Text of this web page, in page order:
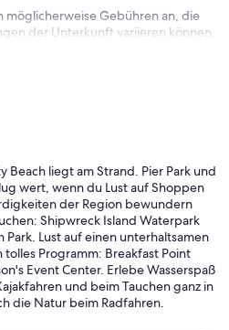
möglicherweise Gebühren an, die
der Unterkunft variieren können.
Beach liegt am Strand. Pier Park und
wert, wenn du Lust auf Shoppen
der Region bewundern
Shipwreck Island Waterpark
Park. Lust auf einen unterhaltsamen
Programm: Breakfast Point
Event Center. Erlebe Wasserspaß
und beim Tauchen ganz in
die Natur beim Radfahren.